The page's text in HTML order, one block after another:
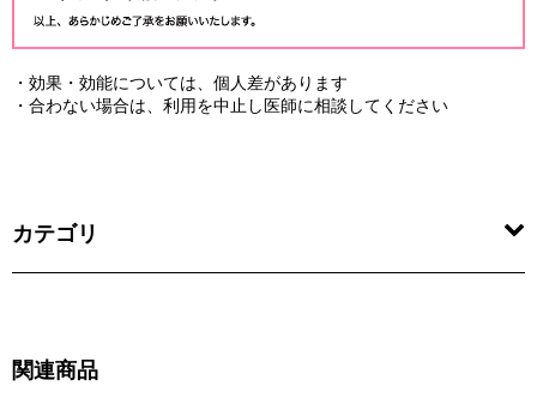
・効果・効能については、個人差があります
・合わない場合は、利用を中止し医師に相談してください
カテゴリ
関連商品